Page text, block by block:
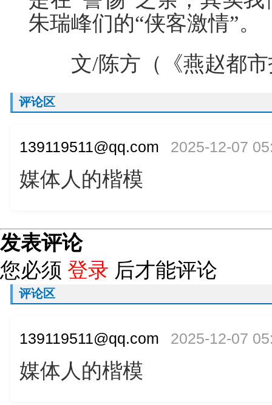
朱瑞峰们的“侠客激情”。
文/陈方（《燕赵都市
评论区
139119511@qq.com 2025-12-07
媒体人的楷模
发表评论
您必须 登录 后才能评论
评论区
139119511@qq.com 2025-12-07
媒体人的楷模